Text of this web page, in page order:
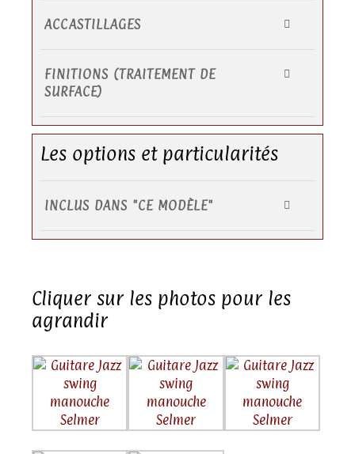
ACCASTILLAGES
FINITIONS (TRAITEMENT DE
SURFACE)
Les options et particularités
INCLUS DANS "CE MODÈLE"
Cliquer sur les photos pour les
agrandir